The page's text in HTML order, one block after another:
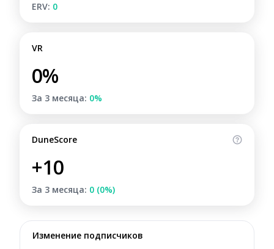
ERV: 0
VR
0%
За 3 месяца: 0%
DuneScore
+10
За 3 месяца: 0 (0%)
Изменение подписчиков